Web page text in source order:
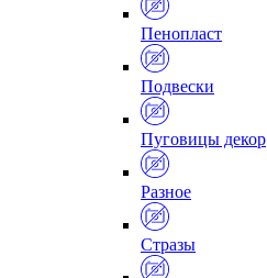
Пенопласт
Подвески
Пуговицы декор
Разное
Стразы